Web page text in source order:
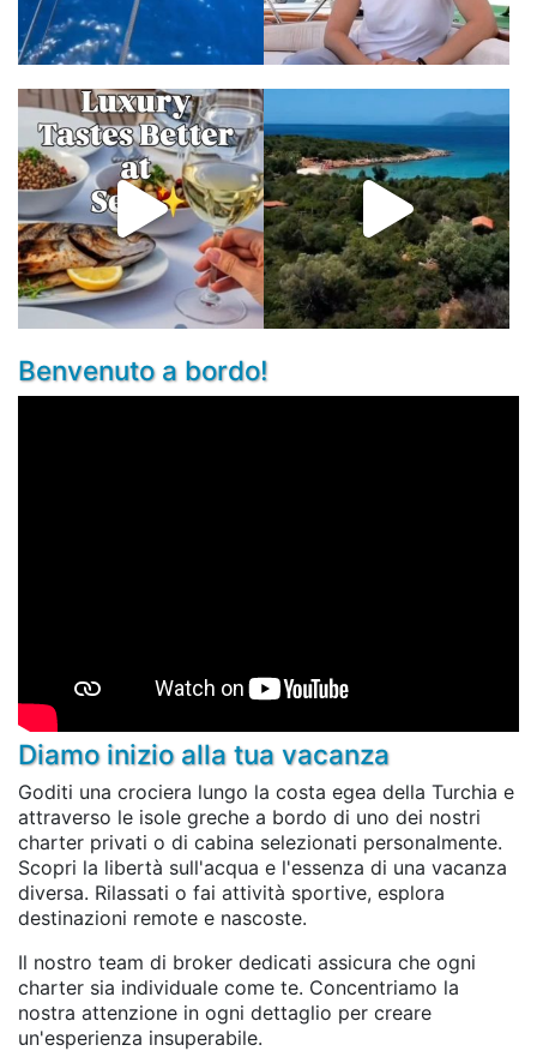
Benvenuto a bordo!
Diamo inizio alla tua vacanza
Goditi una crociera lungo la costa egea della Turchia e
attraverso le isole greche a bordo di uno dei nostri
charter privati o di cabina selezionati personalmente.
Scopri la libertà sull'acqua e l'essenza di una vacanza
diversa. Rilassati o fai attività sportive, esplora
destinazioni remote e nascoste.
Il nostro team di broker dedicati assicura che ogni
charter sia individuale come te. Concentriamo la
nostra attenzione in ogni dettaglio per creare
un'esperienza insuperabile.